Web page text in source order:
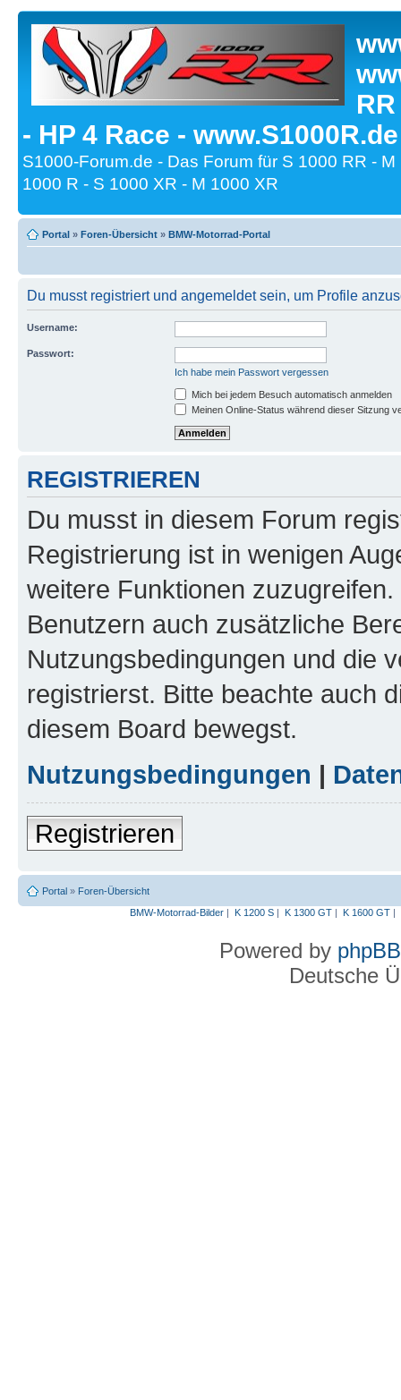
- HP 4 Race -
S1000-Forum.de - Das Forum für S 1000 RR -
1000 R - S 1000 XR - M 1000 XR
Portal » Foren-Übersicht » BMW-Motorrad-Portal
Du musst registriert und angemeldet sein, um Profile
Username:
Passwort:
Ich habe mein Passwort vergessen
Mich bei jedem Besuch automatisch anmelden
Meinen Online-Status während dieser Sitzung
REGISTRIEREN
Du musst in diesem Forum
Registrierung ist in wenigen
weitere Funktionen
Benutzern auch zusätzliche
Nutzungsbedingungen und die
registrierst. Bitte beachte auch
diesem Board bewegst.
Nutzungsbedingungen |
Registrieren
Portal » Foren-Übersicht
BMW-Motorrad-Bilder| K 1200 S| K 1300 GT| K 1600 GT|
Powered by phpBB
Deutsche